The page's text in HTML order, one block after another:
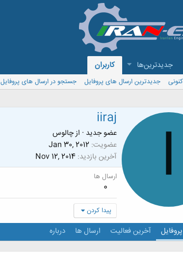
جدیدترین‌ها کاربران
جدیدترین ارسال های پروفایل
جستجو در ارسال های پروفایل
I
iiraj
عضو جدید · ازچالوس
عضویت Jan 30, 2012
آخرین بازدید Nov 12, 2014
ارسال ها
0
پیدا کردن
آخرین فعالیت ارسال ها درباره